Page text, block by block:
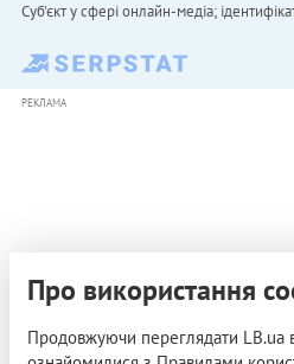
Cуб'єкт у сфері онлайн-медіа;
РЕКЛАМА
Про використання
Продовжуючи переглядати LB.ua